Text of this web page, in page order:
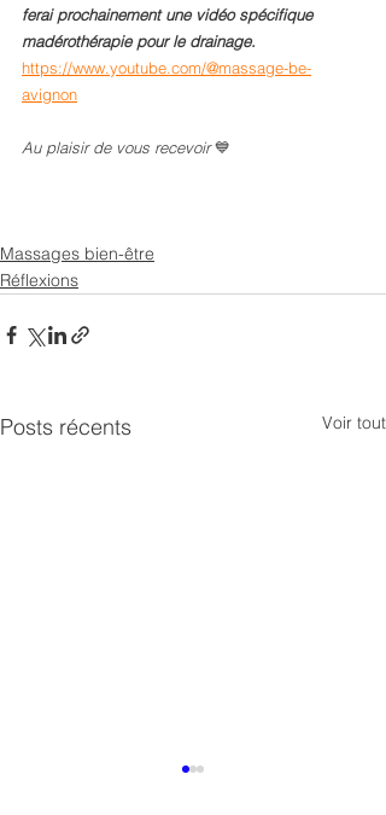
ferai prochainement une vidéo spécifique
madérothérapie pour le drainage.
https://www.youtube.com/@massage-be-
avignon
Au plaisir de vous recevoir 💙
Massages bien-être
Réflexions
Posts récents Voir tout